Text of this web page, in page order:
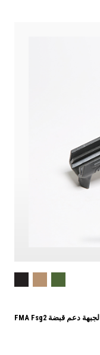
FMA Fsg2 الجبهة دعم قبضة